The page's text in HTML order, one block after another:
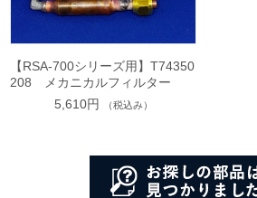
【RSA-700シリーズ用】T74350
208 メカニカルフィルター
5,610円
（税込み）